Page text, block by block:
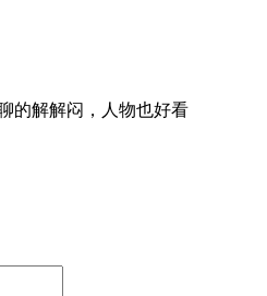
的解解闷，人物也好看